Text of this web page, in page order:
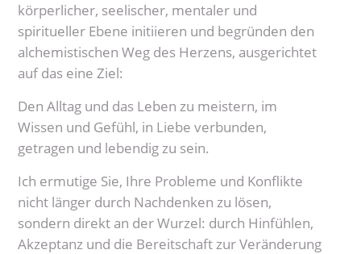
körperlicher, seelischer, mentaler und
spiritueller Ebene initiieren und begründen den
alchemistischen Weg des Herzens, ausgerichtet
auf das eine Ziel:
Den Alltag und das Leben zu meistern, im
Wissen und Gefühl, in Liebe verbunden,
getragen und lebendig zu sein.
Ich ermutige Sie, Ihre Probleme und Konflikte
nicht länger durch Nachdenken zu lösen,
sondern direkt an der Wurzel: durch Hinfühlen,
Akzeptanz und die Bereitschaft zur Veränderung